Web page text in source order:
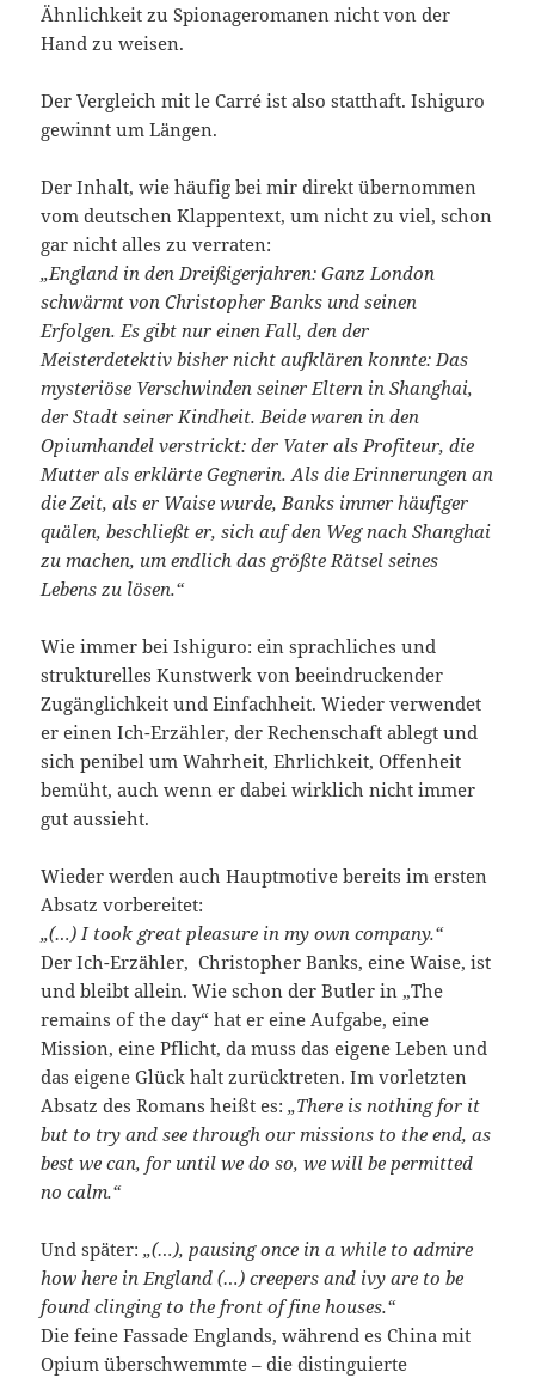
Ähnlichkeit zu Spionageromanen nicht von der
Hand zu weisen.
Der Vergleich mit le Carré ist also statthaft. Ishiguro
gewinnt um Längen.
Der Inhalt, wie häufig bei mir direkt übernommen
vom deutschen Klappentext, um nicht zu viel, schon
gar nicht alles zu verraten:
„England in den Dreißigerjahren: Ganz London
schwärmt von Christopher Banks und seinen
Erfolgen. Es gibt nur einen Fall, den der
Meisterdetektiv bisher nicht aufklären konnte: Das
mysteriöse Verschwinden seiner Eltern in Shanghai,
der Stadt seiner Kindheit. Beide waren in den
Opiumhandel verstrickt: der Vater als Profiteur, die
Mutter als erklärte Gegnerin. Als die Erinnerungen an
die Zeit, als er Waise wurde, Banks immer häufiger
quälen, beschließt er, sich auf den Weg nach Shanghai
zu machen, um endlich das größte Rätsel seines
Lebens zu lösen.“
Wie immer bei Ishiguro: ein sprachliches und
strukturelles Kunstwerk von beeindruckender
Zugänglichkeit und Einfachheit. Wieder verwendet
er einen Ich-Erzähler, der Rechenschaft ablegt und
sich penibel um Wahrheit, Ehrlichkeit, Offenheit
bemüht, auch wenn er dabei wirklich nicht immer
gut aussieht.
Wieder werden auch Hauptmotive bereits im ersten
Absatz vorbereitet:
„(…) I took great pleasure in my own company.“
Der Ich-Erzähler, Christopher Banks, eine Waise, ist
und bleibt allein. Wie schon der Butler in „The
remains of the day“ hat er eine Aufgabe, eine
Mission, eine Pflicht, da muss das eigene Leben und
das eigene Glück halt zurücktreten. Im vorletzten
Absatz des Romans heißt es:„There is nothing for it
but to try and see through our missions to the end, as
best we can, for until we do so, we will be permitted
no calm.“
Und später:„(…), pausing once in a while to admire
how here in England (…) creepers and ivy are to be
found clinging to the front of fine houses.“
Die feine Fassade Englands, während es China mit
Opium überschwemmte – die distinguierte